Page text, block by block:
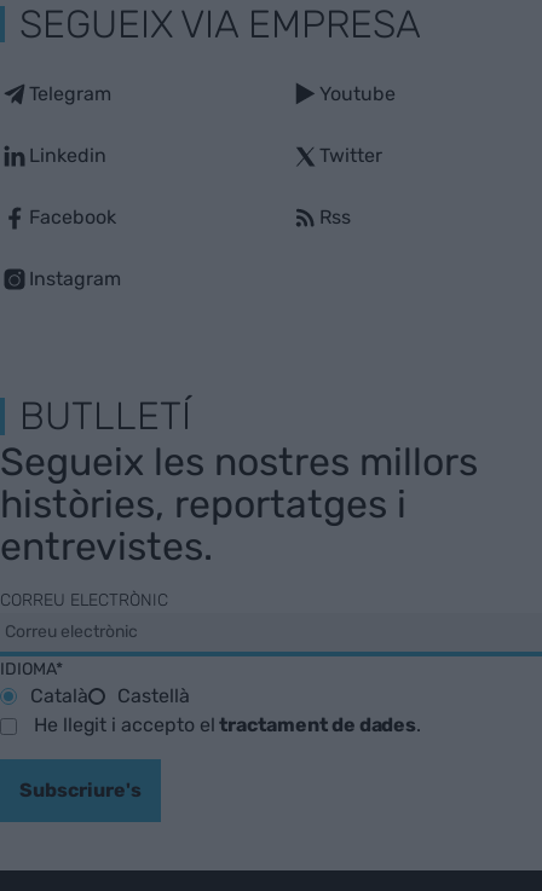
SEGUEIX VIA EMPRESA
Telegram
Linkedin
Facebook
Instagram
Youtube
Twitter
Rss
BUTLLETÍ
Segueix les nostres millors
històries, reportatges i
entrevistes.
CORREU ELECTRÒNIC
IDIOMA*
Català
Castellà
He llegit i accepto eltractament de dades.
Subscriure's